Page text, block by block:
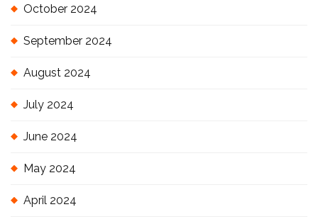
October 2024
September 2024
August 2024
July 2024
June 2024
May 2024
April 2024